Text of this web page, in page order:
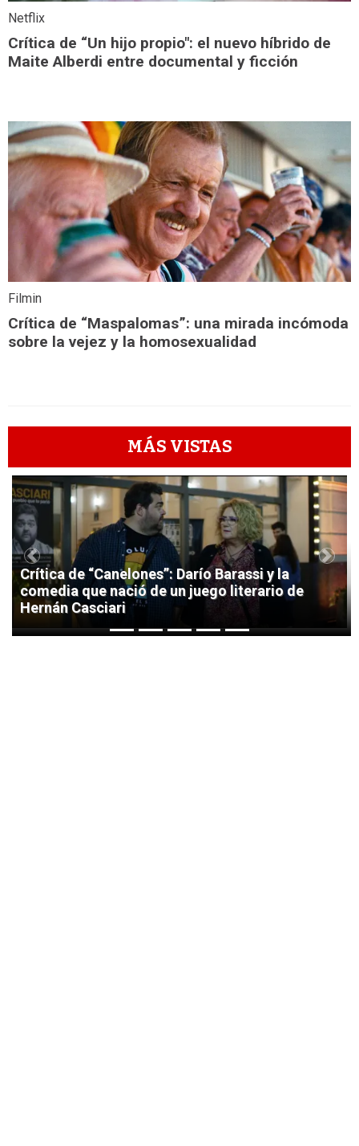
Netflix
Crítica de “Un hijo propio": el nuevo híbrido de
Maite Alberdi entre documental y ficción
Filmin
Crítica de “Maspalomas”: una mirada incómoda
sobre la vejez y la homosexualidad
MÁS VISTAS
1
Crítica de “Canelones”: Darío Barassi y la
comedia que nació de un juego literario de
Hernán Casciari
Previous Next